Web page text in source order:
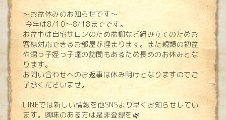
～お盆休みのお知らせです～
今年は8/10～8/18までです。
お盆中は自宅サロンのため盆棚など組み立てのためお
客様対応できるお部屋が埋まります。また親類の初盆
や甥っ子姪っ子達の訪問もあるため長めのお休みとな
ります。
お問い合わせへのお返事は休み明けとなりますのでご
了承くださいませ。
LINEでは新しい情報を他SNSより早くお知らせしてい
ます。興味のある方は是非登録を🌿